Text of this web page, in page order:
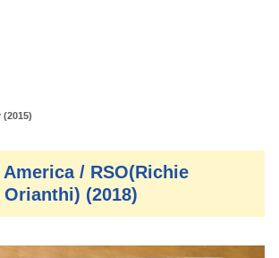
America / RSO(Richie
(2018)